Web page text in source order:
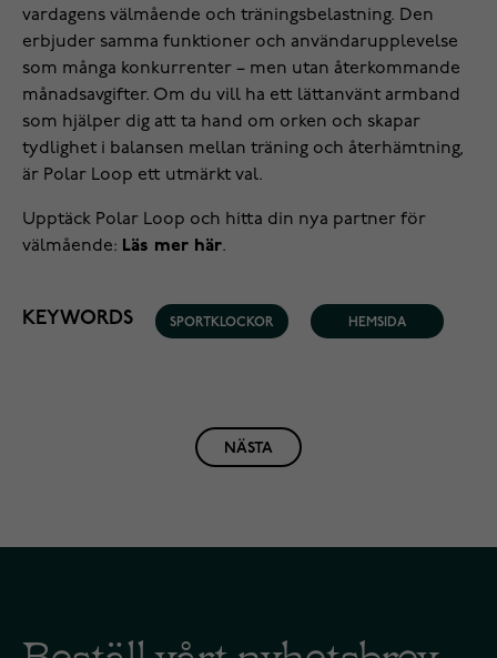
vardagens välmående och träningsbelastning. Den
erbjuder samma funktioner och användarupplevelse
som många konkurrenter – men utan återkommande
månadsavgifter. Om du vill ha ett lättanvänt armband
som hjälper dig att ta hand om orken och skapar
tydlighet i balansen mellan träning och återhämtning,
är Polar Loop ett utmärkt val.
Upptäck Polar Loop och hitta din nya partner för
välmående: Läs mer här.
KEYWORDS SPORTKLOCKOR HEMSIDA
NÄSTA